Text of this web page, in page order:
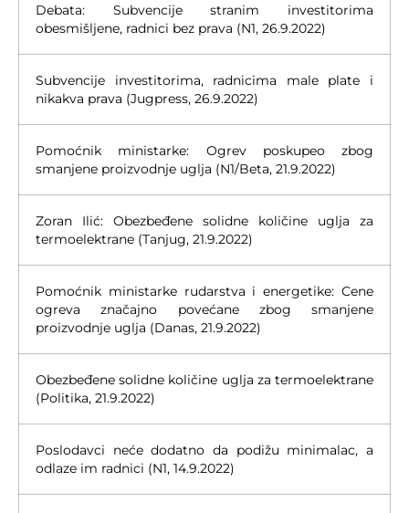
Debata: Subvencije stranim investitorima
obesmišljene, radnici bez prava (N1, 26.9.2022)
Subvencije investitorima, radnicima male plate i
nikakva prava (Jugpress, 26.9.2022)
Pomoćnik ministarke: Ogrev poskupeo zbog
smanjene proizvodnje uglja (N1/Beta, 21.9.2022)
Zoran Ilić: Obezbeđene solidne količine uglja za
termoelektrane (Tanjug, 21.9.2022)
Pomoćnik ministarke rudarstva i energetike: Cene
ogreva značajno povećane zbog smanjene
proizvodnje uglja (Danas, 21.9.2022)
Obezbeđene solidne količine uglja za termoelektrane
(Politika, 21.9.2022)
Poslodavci neće dodatno da podižu minimalac, a
odlaze im radnici (N1, 14.9.2022)